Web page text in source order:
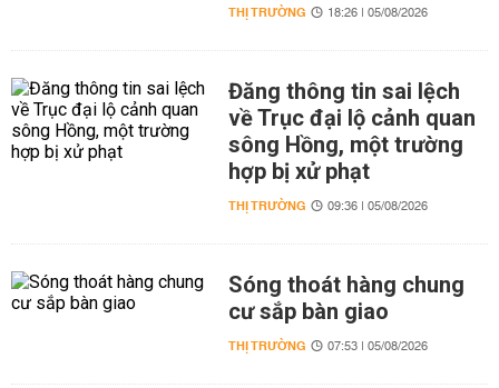
THỊ TRƯỜNG 18:26 | 05/08/2026
Đăng thông tin sai lệch
về Trục đại lộ cảnh quan
sông Hồng, một trường
hợp bị xử phạt
THỊ TRƯỜNG 09:36 | 05/08/2026
Sóng thoát hàng chung
cư sắp bàn giao
THỊ TRƯỜNG 07:53 | 05/08/2026